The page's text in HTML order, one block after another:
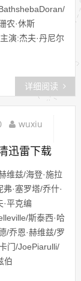
农·休斯
演:杰夫·丹尼尔
详细阅读
wuxiu
迅雷下载
维兹/海登·施拉
·塞罗塔/乔什·
·平克编
斯泰西·哈
/乔恩·赫维兹/罗
门/JoePiarulli/
伯